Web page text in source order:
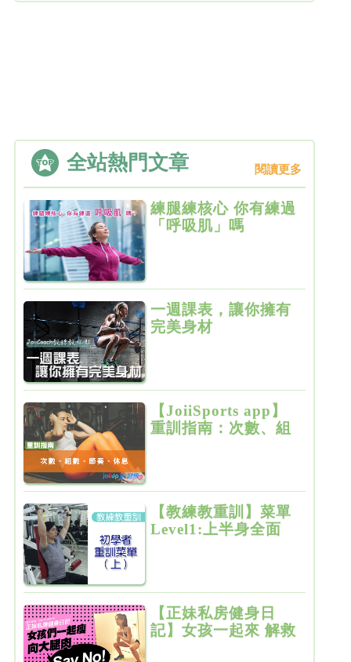
全站熱門文章 閱讀更多
練腿練核心 你有練過
「呼吸肌」嗎
一週課表，讓你擁有
完美身材
【JoiiSports app】
重訓指南：次數、組
【教練教重訓】菜單
Level1:上半身全面
【正妹私房健身日
記】女孩一起來 解救